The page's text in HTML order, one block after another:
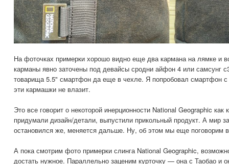
На фоточках примерки хорошо видно еще два кармана на лямке и
карманы явно заточены под девайсы сродни айфон 4 или самсунг
товарища 5.5" смартфон да еще в чехле. Я попробовал смартфон
эти кармашки не влазит.
Это все говорит о некоторой инерционности National Geographic
придумали дизайн/детали, выпустили прикольный продукт. А мир
остановился же, меняется дальше. Ну, об этом мы еще поговорим
А пока смотрим фото примерки слинга National Geographic,
достать нужное. Параллельно заценим курточку — она с Таобао и